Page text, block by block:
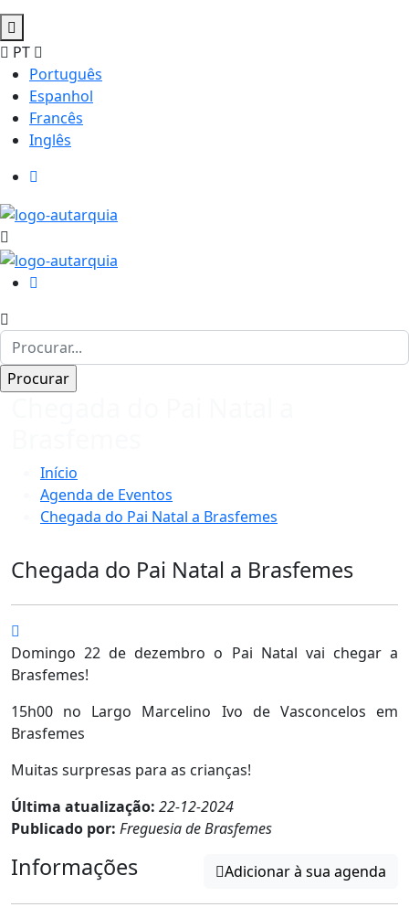
PT
Português
Espanhol
Francês
Inglês
Início
Agenda de Eventos
Chegada do Pai Natal a Brasfemes
Chegada do Pai Natal a Brasfemes
Domingo 22 de dezembro o Pai Natal vai chegar a
Brasfemes!
15h00 no Largo Marcelino Ivo de Vasconcelos em
Brasfemes
Muitas surpresas para as crianças!
Última atualização: 22-12-2024
Publicado por: Freguesia de Brasfemes
Informações Adicionar à sua agenda